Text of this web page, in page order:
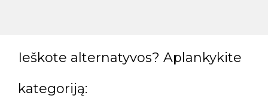
Ieškote alternatyvos? Aplankykite
kategoriją: